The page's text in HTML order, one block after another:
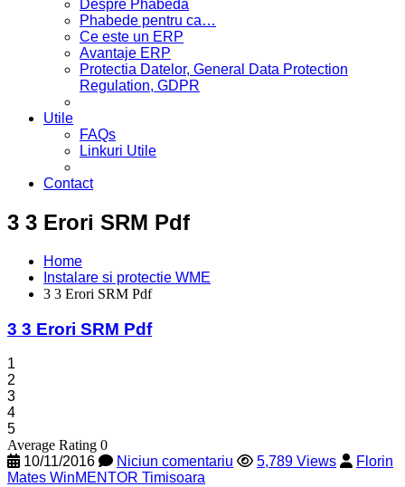
Despre Phabeda
Phabede pentru ca…
Ce este un ERP
Avantaje ERP
Protectia Datelor, General Data Protection
Regulation, GDPR
Utile
FAQs
Linkuri Utile
Contact
3 3 Erori SRM Pdf
Home
Instalare si protectie WME
3 3 Erori SRM Pdf
3 3 Erori SRM Pdf
1
2
3
4
5
Average Rating 0
10/11/2016
Niciun comentariu 5,789 Views
Florin
Mates WinMENTOR Timisoara